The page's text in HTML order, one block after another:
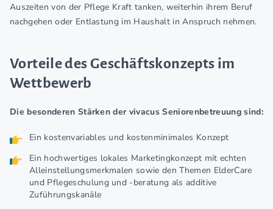
Auszeiten von der Pflege Kraft tanken, weiterhin ihrem Beruf
nachgehen oder Entlastung im Haushalt in Anspruch nehmen.
Vorteile des Geschäftskonzepts im
Wettbewerb
Die besonderen Stärken der vivacus Seniorenbetreuung sind:
Ein kostenvariables und kostenminimales Konzept
Ein hochwertiges lokales Marketingkonzept mit echten
Alleinstellungsmerkmalen sowie den Themen ElderCare
und Pflegeschulung und -beratung als additive
Zuführungskanäle